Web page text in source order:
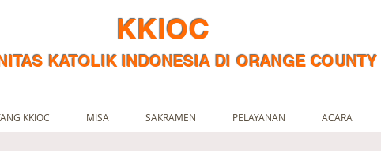
KKIOC
KATOLIK INDONESIA DI ORANGE COUNTY
KKIOC MISA SAKRAMEN PELAYANAN ACARA